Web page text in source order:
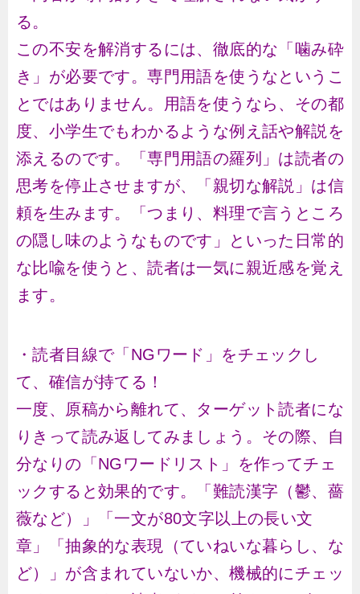
る。
この不安を解消するには、徹底的な「噛み砕
き」が必要です。専門用語を使うなというこ
とではありません。用語を使うなら、その都
度、小学生でもわかるような例え話や解説を
添えるのです。「専門用語の羅列」は読者の
思考を停止させますが、「親切な解説」は信
頼を生みます。「つまり、料理で言うところ
の隠し味のようなものです」といった日常的
な比喩を使うと、読者は一気に親近感を覚え
ます。
・読者目線で「NGワード」をチェックし
て、確信が持てる！
一度、原稿から離れて、ターゲット読者にな
りきって読み返してみましょう。その際、自
分なりの「NGワードリスト」を作ってチェ
ックすると効果的です。「難読漢字（鬱、薔
薇など）」「一文が80文字以上の長い文
章」「抽象的な表現（ていねいな暮らし、な
ど）」が含まれていないか、機械的にチェッ